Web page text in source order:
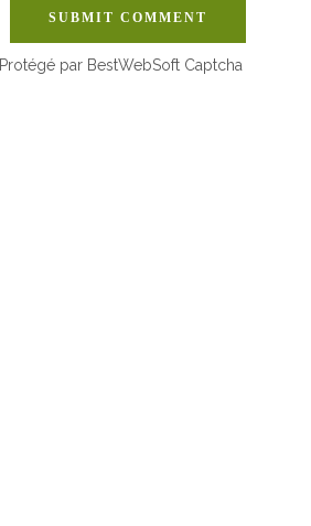
SUBMIT COMMENT
Protégé par BestWebSoft Captcha